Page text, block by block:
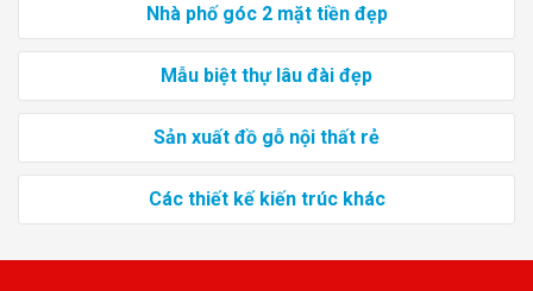
Nhà phố góc 2 mặt tiền đẹp
Mẫu biệt thự lâu đài đẹp
Sản xuất đồ gỗ nội thất rẻ
Các thiết kế kiến trúc khác